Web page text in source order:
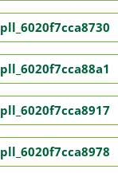
pll_6020f7cca8730
pll_6020f7cca88a1
pll_6020f7cca8917
pll_6020f7cca8978